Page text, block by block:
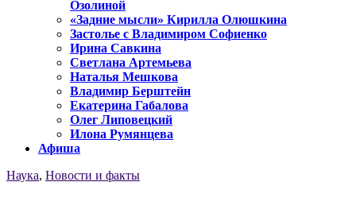
Озолиной
«Задние мысли» Кирилла Олюшкина
Застолье с Владимиром Софиенко
Ирина Савкина
Светлана Артемьева
Наталья Мешкова
Владимир Берштейн
Екатерина Габалова
Олег Липовецкий
Илона Румянцева
Афиша
Наука, Новости и факты